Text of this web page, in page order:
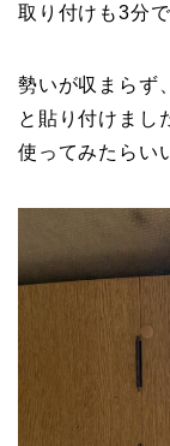
取り付けも3分で
勢いが収まらず
と貼り付けまし
使ってみたらい